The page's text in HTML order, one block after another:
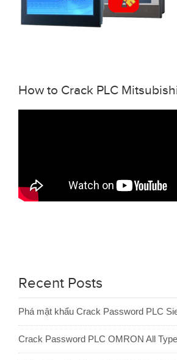
How to Crack PLC
Recent Posts
Phá mật khẩu Crack Password PLC
Crack Password PLC OMRON All